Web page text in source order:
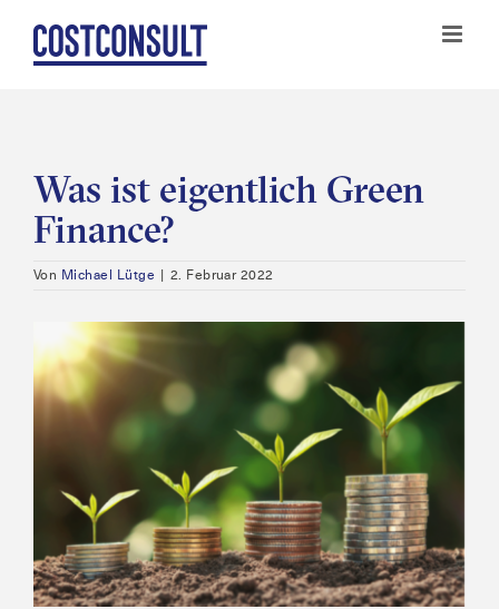
Zum
Inhalt
Was ist eigentlich Green
Finance?
Von Michael Lütge | 2. Februar 2022
Zeige
grösseres
Bild